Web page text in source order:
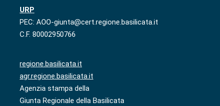
URP
PEC: AOO-giunta@cert.regione.basilicata.it
C.F. 80002950766
regione.basilicata.it
agr.regione.basilicata.it
Agenzia stampa della
Giunta Regionale della Basilicata